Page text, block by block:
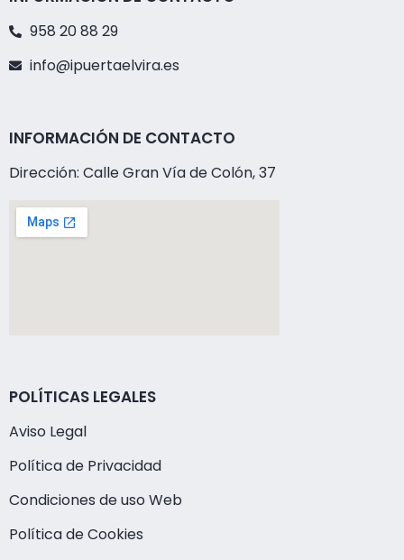
958 20 88 29
info@ipuertaelvira.es
INFORMACIÓN DE CONTACTO
Dirección: Calle Gran Vía de Colón, 37
POLÍTICAS LEGALES
Aviso Legal
Política de Privacidad
Condiciones de uso Web
Política de Cookies